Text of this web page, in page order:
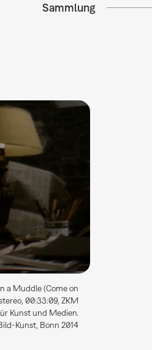
Sammlung
a Muddle (Come on
00:33:09, ZKM
Kunst und Medien.
Kunst, Bonn 2014